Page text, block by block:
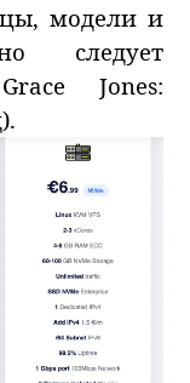
модели и
следует
Jones: